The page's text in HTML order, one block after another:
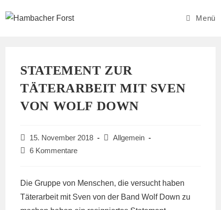
Inhalt
Menü
STATEMENT ZUR
TÄTERARBEIT MIT SVEN
VON WOLF DOWN
Beitrag
veröffentlicht:
15. November 2018
Beitrags-
Allgemein
Beitrags-
6 Kommentare
Die Gruppe von Menschen, die versucht haben
Täterarbeit mit Sven von der Band Wolf Down zu